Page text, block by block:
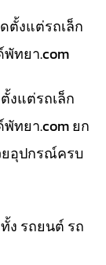
งแต่รถเล็ก
ทยา.com
งแต่รถเล็ก
ทยา.com ยก
อุปกรณ์ครบ
ง รถยนต์ รถ